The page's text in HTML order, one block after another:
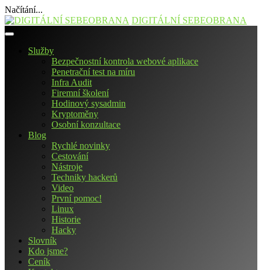
Načítání...
Přejít
k
DIGITÁLNÍ SEBEOBRANA
Služby
Bezpečnostní kontrola webové aplikace
Penetrační test na míru
Infra Audit
Firemní školení
Hodinový sysadmin
Kryptoměny
Osobní konzultace
Blog
Rychlé novinky
Cestování
Nástroje
Techniky hackerů
Video
První pomoc!
Linux
Historie
Hacky
Slovník
Kdo jsme?
Ceník